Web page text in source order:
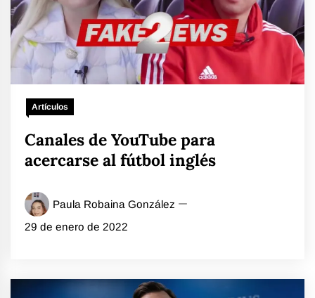
Artículos
Canales de YouTube para
acercarse al fútbol inglés
Paula Robaina González
29 de enero de 2022